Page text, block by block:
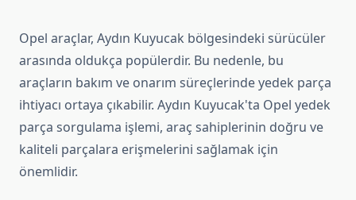
Opel araçlar, Aydın Kuyucak bölgesindeki sürücüler
arasında oldukça popülerdir. Bu nedenle, bu
araçların bakım ve onarım süreçlerinde yedek parça
ihtiyacı ortaya çıkabilir. Aydın Kuyucak'ta Opel yedek
parça sorgulama işlemi, araç sahiplerinin doğru ve
kaliteli parçalara erişmelerini sağlamak için
önemlidir.